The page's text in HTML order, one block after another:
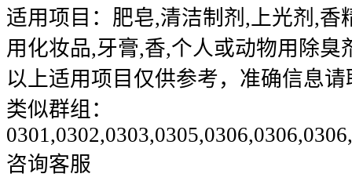
适用项目： 肥皂,清洁制剂,上光剂,香
用化妆品,牙膏,香,个人或动物用除臭
以上适用项目仅供参考，准确信息
类似群组：
咨询客服